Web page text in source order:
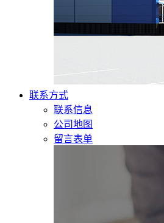
联系方式
联系信息
公司地图
留言表单